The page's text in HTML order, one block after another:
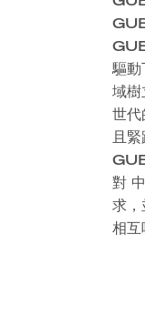
驅動
域樹
世代
且
對
求，
相互